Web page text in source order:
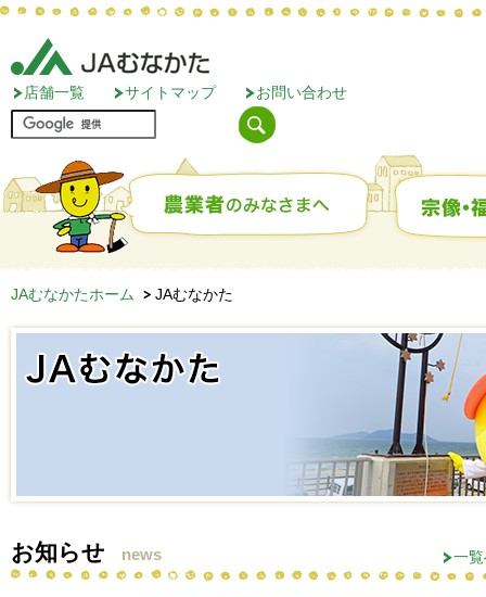
店舗一覧 サイトマップ お問い合わせ
JAむなかたホーム JAむなかた
お知らせ news 一